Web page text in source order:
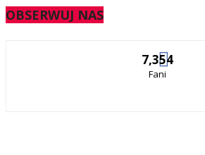
OBSERWUJ NAS
7,354
Fani